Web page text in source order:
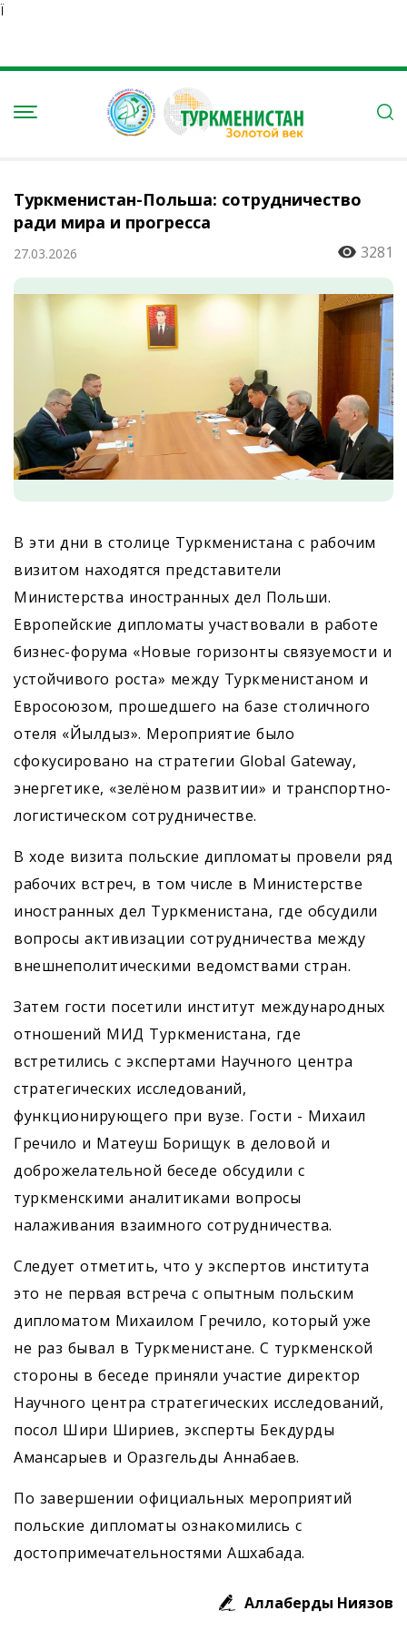
Ï
Туркменистан-Польша: сотрудничество
ради мира и прогресса
27.03.2026 3281
В эти дни в столице Туркменистана с рабочим
визитом находятся представители
Министерства иностранных дел Польши.
Европейские дипломаты участвовали в работе
бизнес-форума «Новые горизонты связуемости и
устойчивого роста» между Туркменистаном и
Евросоюзом, прошедшего на базе столичного
отеля «Йылдыз». Мероприятие было
сфокусировано на стратегии Global Gateway,
энергетике, «зелёном развитии» и транспортно-
логистическом сотрудничестве.
В ходе визита польские дипломаты провели ряд
рабочих встреч, в том числе в Министерстве
иностранных дел Туркменистана, где обсудили
вопросы активизации сотрудничества между
внешнеполитическими ведомствами стран.
Затем гости посетили институт международных
отношений МИД Туркменистана, где
встретились с экспертами Научного центра
стратегических исследований,
функционирующего при вузе. Гости - Михаил
Гречило и Матеуш Борищук в деловой и
доброжелательной беседе обсудили с
туркменскими аналитиками вопросы
налаживания взаимного сотрудничества.
Следует отметить, что у экспертов института
это не первая встреча с опытным польским
дипломатом Михаилом Гречило, который уже
не раз бывал в Туркменистане. С туркменской
стороны в беседе приняли участие директор
Научного центра стратегических исследований,
посол Шири Шириев, эксперты Бекдурды
Амансарыев и Оразгельды Аннабаев.
По завершении официальных мероприятий
польские дипломаты ознакомились с
достопримечательностями Ашхабада.
Аллаберды Ниязов